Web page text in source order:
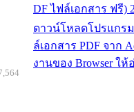
DF ไฟล์เอกสาร ฟรี)
ดาวน์โหลดโปรแกรม
ล์เอกสาร PDF จาก
งานของ Browser ใ